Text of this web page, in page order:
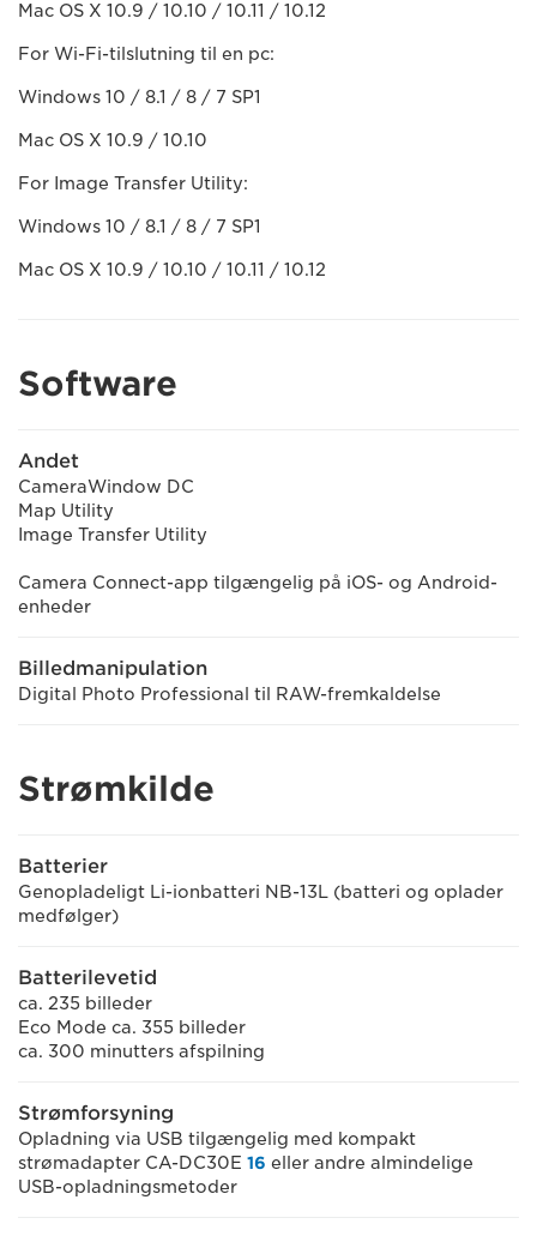
Mac OS X 10.9 / 10.10 / 10.11 / 10.12
For Wi-Fi-tilslutning til en pc:
Windows 10 / 8.1 / 8 / 7 SP1
Mac OS X 10.9 / 10.10
For Image Transfer Utility:
Windows 10 / 8.1 / 8 / 7 SP1
Mac OS X 10.9 / 10.10 / 10.11 / 10.12
Software
Andet
CameraWindow DC
Map Utility
Image Transfer Utility
Camera Connect-app tilgængelig på iOS- og Android-
enheder
Billedmanipulation
Digital Photo Professional til RAW-fremkaldelse
Strømkilde
Batterier
Genopladeligt Li-ionbatteri NB-13L (batteri og oplader
medfølger)
Batterilevetid
ca. 235 billeder
Eco Mode ca. 355 billeder
ca. 300 minutters afspilning
Strømforsyning
Opladning via USB tilgængelig med kompakt
strømadapter CA-DC30E 16 eller andre almindelige
USB-opladningsmetoder